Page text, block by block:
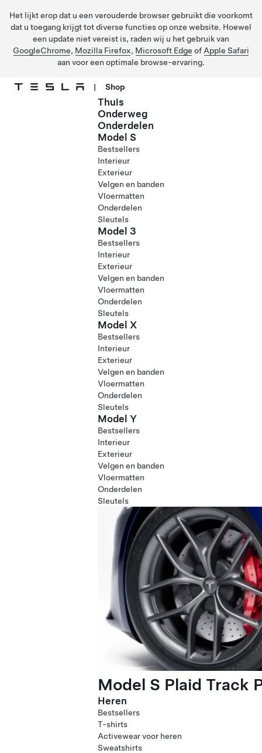
Het lijkt erop dat u een verouderde browser gebruikt die voorkomt
dat u toegang krijgt tot diverse functies op onze website. Hoewel
een update niet vereist is, raden wij u het gebruik van
GoogleChrome, Mozilla Firefox, Microsoft Edge of Apple Safari
aan voor een optimale browse-ervaring.
| Shop
Thuis
Onderweg
Onderdelen
Model S
Bestsellers
Interieur
Exterieur
Velgen en banden
Vloermatten
Onderdelen
Sleutels
Model 3
Bestsellers
Interieur
Exterieur
Velgen en banden
Vloermatten
Onderdelen
Sleutels
Model X
Bestsellers
Interieur
Exterieur
Velgen en banden
Vloermatten
Onderdelen
Sleutels
Model Y
Bestsellers
Interieur
Exterieur
Velgen en banden
Vloermatten
Onderdelen
Sleutels
Model S Plaid Track
Heren
Bestsellers
T-shirts
Activewear voor heren
Sweatshirts